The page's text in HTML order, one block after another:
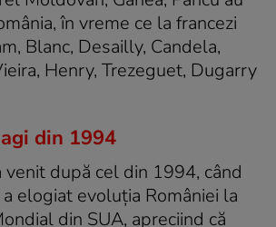
în vreme ce la francezi
Blanc, Desailly, Candela,
Henry, Trezeguet, Dugarry
din 1994
după cel din 1994, când
elogiat evoluţia României la
din SUA, apreciind că